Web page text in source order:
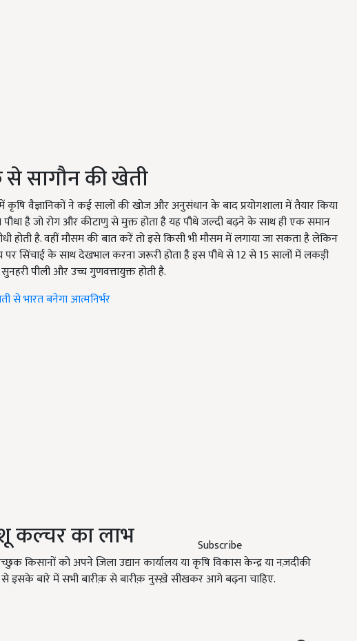
Subscribe
सागौन की खेती
कृषि वैज्ञानिकों ने कई सालों की खोज और अनुसंधान के बाद प्रयोगशाला में तैयार किया
पौधा है जो रोग और कीटाणु से मुक्त होता है यह पौधे जल्दी बढ़ने के साथ ही एक समान
है. वहीं मौसम की बात करें तो इसे किसी भी मौसम में लगाया जा सकता है लेकिन
सिंचाई के साथ देखभाल करना जरूरी होता है इस पौधे से 12 से 15 सालों में लकड़ी
पीली और उच्च गुणवत्तायुक्त होती है.
से भारत बनेगा आत्मनिर्भर
कल्चर का लाभ
किसानों को अपने ज़िला उद्यान कार्यालय या कृषि विकास केन्द्र या नज़दीकी
से इसके बारे में सभी बारीक़ से बारीक़ नुस्ख़े सीखकर आगे बढ़ना चाहिए.